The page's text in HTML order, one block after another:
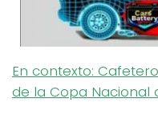
En contexto:
de la Copa Nacional